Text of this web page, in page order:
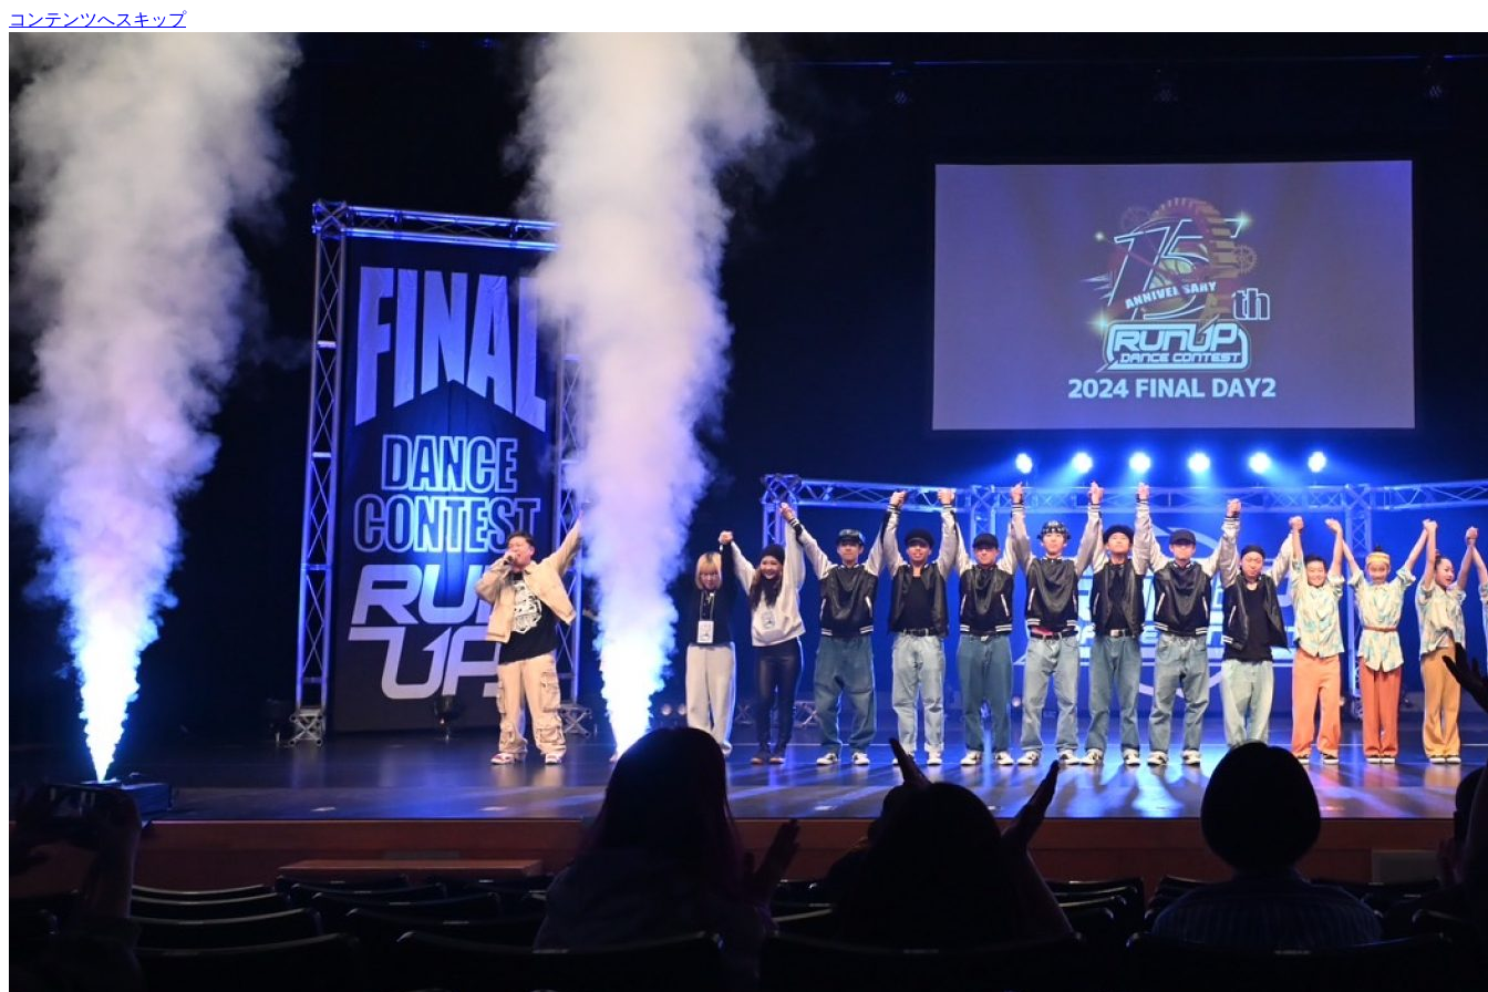
コンテンツへスキップ